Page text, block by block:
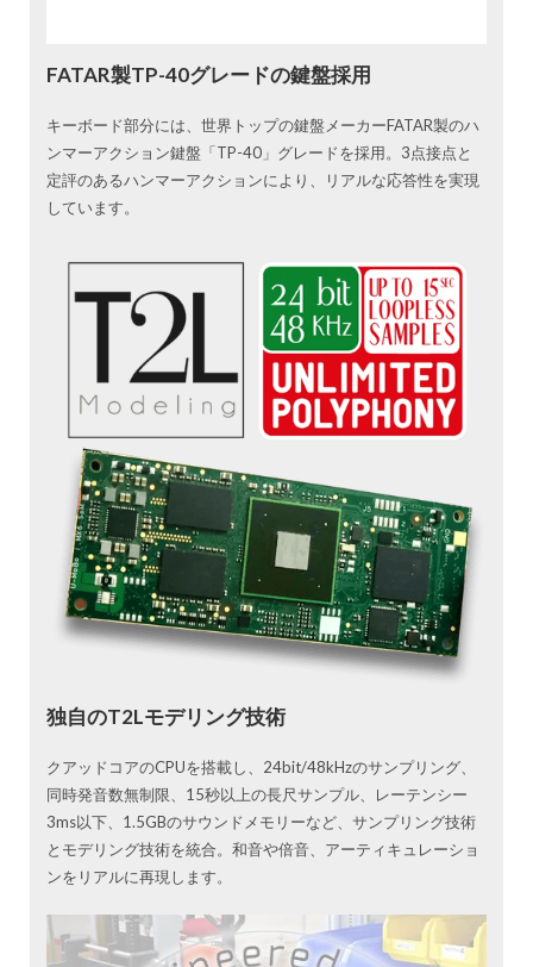
FATAR製TP-40グレードの鍵盤採用
キーボード部分には、世界トップの鍵盤メーカーFATAR製のハ
ンマーアクション鍵盤「TP-40」グレードを採用。3点接点と
定評のあるハンマーアクションにより、リアルな応答性を実現
しています。
独自のT2Lモデリング技術
クアッドコアのCPUを搭載し、24bit/48kHzのサンプリング、
同時発音数無制限、15秒以上の長尺サンプル、レーテンシー
3ms以下、1.5GBのサウンドメモリーなど、サンプリング技術
とモデリング技術を統合。和音や倍音、アーティキュレーショ
ンをリアルに再現します。